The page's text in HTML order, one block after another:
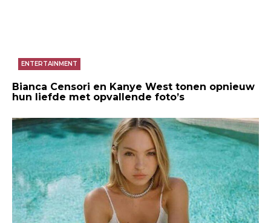
ENTERTAINMENT
Bianca Censori en Kanye West tonen opnieuw
hun liefde met opvallende foto’s